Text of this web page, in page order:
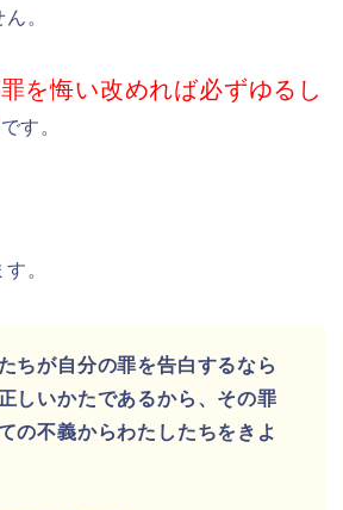
。
を悔い改めれば必ずゆるし
です。
。
ちが自分の罪を告白するなら
しいかたであるから、その罪
の不義からわたしたちをきよ